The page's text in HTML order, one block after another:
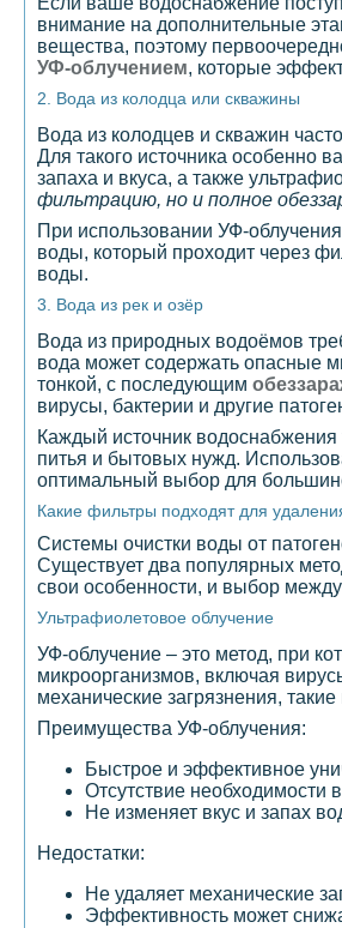
внимание на дополнительные
вещества, поэтому
УФ-облучением, которые
2. Вода из колодца или скважины
Вода из колодцев и скважин
Для такого источника особенно
запаха и вкуса, а также
фильтрацию, но и полное
При использовании УФ-
воды, который проходит через
воды.
3. Вода из рек и озёр
Вода из природных водоёмов
вода может содержать опасные
тонкой, с последующим
вирусы, бактерии и другие
Каждый источник водоснабжения
питья и бытовых нужд.
оптимальный выбор для
Какие фильтры подходят для
Системы очистки воды от
Существует два популярных
свои особенности, и выбор
Ультрафиолетовое облучение
УФ-облучение – это метод, при
микроорганизмов, включая
механические загрязнения,
Преимущества УФ-облучения:
Быстрое и эффективное
Отсутствие необходимости
Не изменяет вкус и запах
Недостатки:
Не удаляет механические
Эффективность может